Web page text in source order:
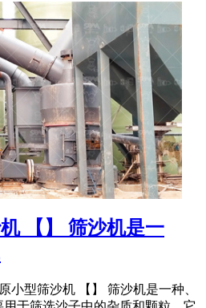
【】 筛沙机是一
小型筛沙机 【】 筛沙机是一种、